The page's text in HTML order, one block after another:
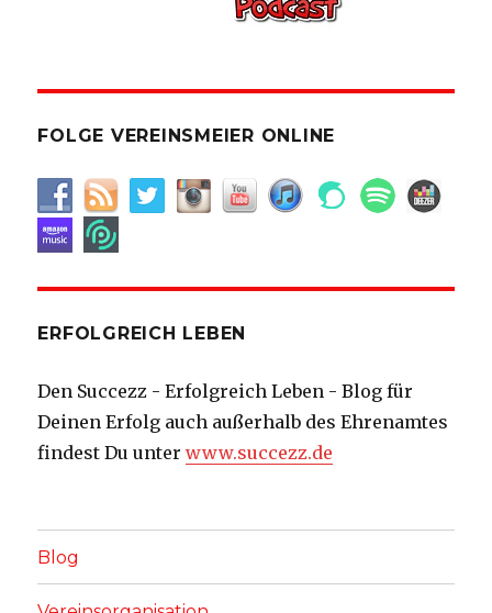
FOLGE VEREINSMEIER ONLINE
ERFOLGREICH LEBEN
Den Succezz - Erfolgreich Leben - Blog für
Deinen Erfolg auch außerhalb des Ehrenamtes
findest Du unterwww.succezz.de
Blog